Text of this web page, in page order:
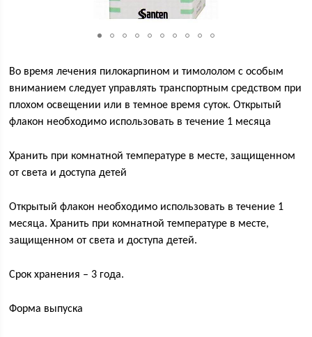
Во время лечения пилокарпином и тимололом с особым
вниманием следует управлять транспортным средством при
плохом освещении или в темное время суток. Открытый
флакон необходимо использовать в течение 1 месяца
Хранить при комнатной температуре в месте, защищенном
от света и доступа детей
Открытый флакон необходимо использовать в течение 1
месяца. Хранить при комнатной температуре в месте,
защищенном от света и доступа детей.
Срок хранения – 3 года.
Форма выпуска